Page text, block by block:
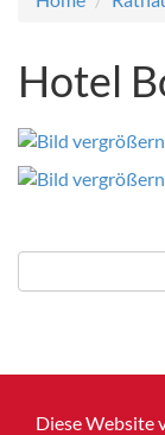
Hotel
Diese Website